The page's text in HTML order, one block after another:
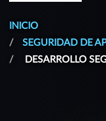
INICIO
SEGURIDAD DE
DESARROLLO